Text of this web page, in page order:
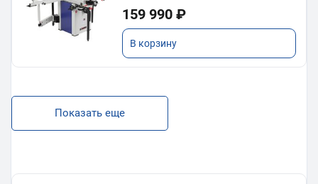
159 990 ₽
В корзину
Показать еще